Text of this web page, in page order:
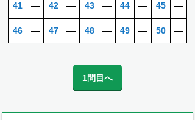
41 ―
46 ―
42 ―
47 ―
43 ―
48 ―
44 ―
49 ―
45 ―
50 ―
1問目へ